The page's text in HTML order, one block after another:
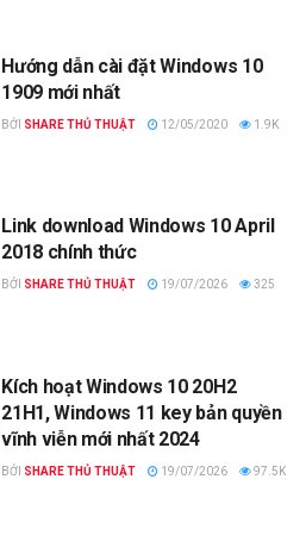
Hướng dẫn cài đặt Windows 10
1909 mới nhất
BỞI SHARE THỦ THUẬT 12/05/2020 1.9K
Link download Windows 10 April
2018 chính thức
BỞI SHARE THỦ THUẬT 19/07/2026 325
Kích hoạt Windows 10 20H2
21H1, Windows 11 key bản quyền
vĩnh viễn mới nhất 2024
BỞI SHARE THỦ THUẬT 19/07/2026 97.5K